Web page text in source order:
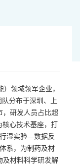
）领域领军企业，
分布于深圳、上
，研发人员占比超
心技术基座，打
湿实验—数据反
系，为制药及材
及材料科学研发解